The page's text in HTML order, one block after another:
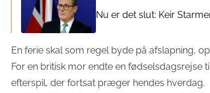
Nu er det slut: Keir
En ferie skal som regel byde på afslapning,
For en britisk mor endte en
efterspil, der fortsat præger hendes hverdag.